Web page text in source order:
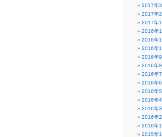
2017年3
2017年2
2017年1
2016年
2016年
2016年
2016年9
2016年8
2016年7
2016年6
2016年5
2016年4
2016年3
2016年2
2016年1
2015年